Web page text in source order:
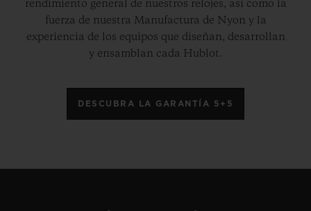
rendimiento general de nuestros relojes, así como la
fuerza de nuestra Manufactura de Nyon y la
experiencia de los equipos que diseñan, desarrollan
y ensamblan cada Hublot.
DESCUBRA LA GARANTÍA 5+5